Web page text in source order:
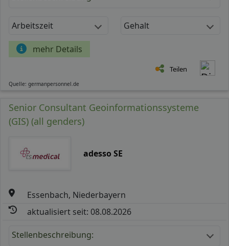
Arbeitszeit Gehalt
mehr Details
Teilen
Quelle: germanpersonnel.de
Senior Consultant Geoinformationssysteme
(GIS) (all genders)
adesso SE
Essenbach, Niederbayern
aktualisiert seit: 08.08.2026
Stellenbeschreibung: